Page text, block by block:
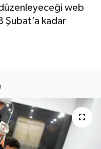
web
Şubat’a kadar